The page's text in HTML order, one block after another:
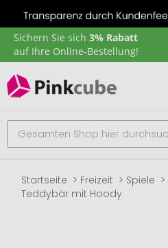
Sichern Sie sich 3% Rabatt
auf Ihre Online-Bestellung!
Startseite Freizeit Spiele
Teddybär mit Hoody